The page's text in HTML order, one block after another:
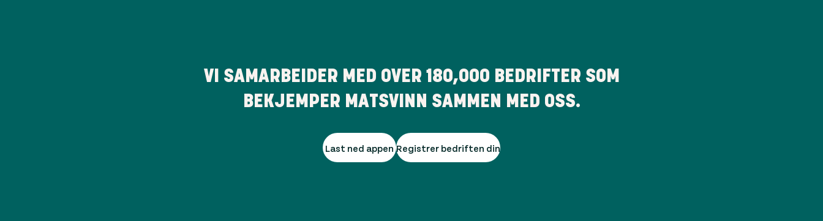
VI SAMARBEIDER MED OVER 180,000 BEDRIFTER SOM
BEKJEMPER MATSVINN SAMMEN MED OSS.
Last ned appen Registrer bedriften din